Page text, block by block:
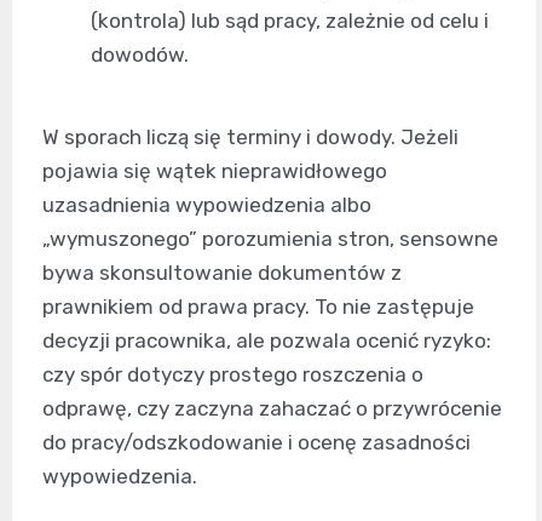
(kontrola) lub sąd pracy, zależnie od celu i
dowodów.
W sporach liczą się terminy i dowody. Jeżeli
pojawia się wątek nieprawidłowego
uzasadnienia wypowiedzenia albo
„wymuszonego” porozumienia stron, sensowne
bywa skonsultowanie dokumentów z
prawnikiem od prawa pracy. To nie zastępuje
decyzji pracownika, ale pozwala ocenić ryzyko:
czy spór dotyczy prostego roszczenia o
odprawę, czy zaczyna zahaczać o przywrócenie
do pracy/odszkodowanie i ocenę zasadności
wypowiedzenia.